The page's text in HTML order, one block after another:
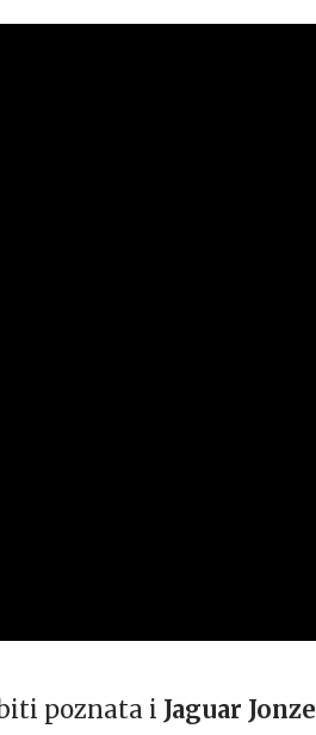
poznata i Jaguar Jonze